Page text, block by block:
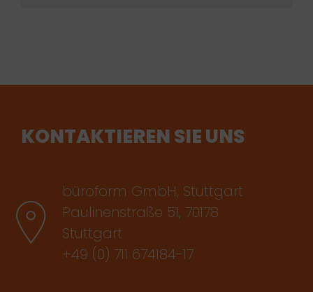
KONTAKTIEREN SIE UNS
büroform GmbH, Stuttgart
Paulinenstraße 51, 70178
Stuttgart
+49 (0) 711 674184-17